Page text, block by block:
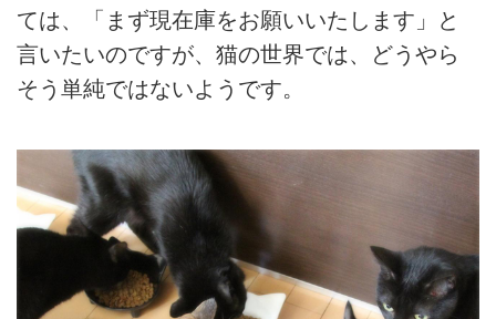
ては、「まず現在庫をお願いいたします」と
言いたいのですが、猫の世界では、どうやら
そう単純ではないようです。